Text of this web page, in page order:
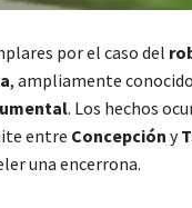
por el caso del
, ampliamente
. Los hechos
entre Concepción y
una encerrona.